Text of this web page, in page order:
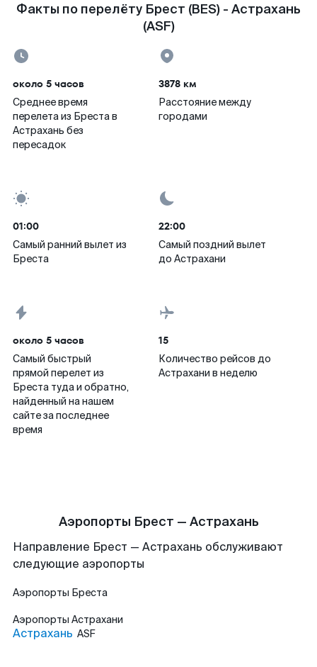
Факты по перелёту Брест (BES) - Астрахань
(ASF)
около 5 часов
Среднее время
перелета из Бреста в
Астрахань без
пересадок
3878 км
Расстояние между
городами
01:00
Самый ранний вылет из
Бреста
22:00
Самый поздний вылет
до Астрахани
около 5 часов
Самый быстрый
прямой перелет из
Бреста туда и обратно,
найденный на нашем
сайте за последнее
время
15
Количество рейсов до
Астрахани в неделю
Аэропорты Брест — Астрахань
Направление Брест — Астрахань обслуживают
следующие аэропорты
Аэропорты Бреста
Аэропорты Астрахани
Астрахань ASF